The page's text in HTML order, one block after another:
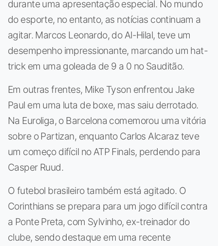
durante uma apresentação especial. No mundo
do esporte, no entanto, as notícias continuam a
agitar. Marcos Leonardo, do Al-Hilal, teve um
desempenho impressionante, marcando um hat-
trick em uma goleada de 9 a 0 no Sauditão.
Em outras frentes, Mike Tyson enfrentou Jake
Paul em uma luta de boxe, mas saiu derrotado.
Na Euroliga, o Barcelona comemorou uma vitória
sobre o Partizan, enquanto Carlos Alcaraz teve
um começo difícil no ATP Finals, perdendo para
Casper Ruud.
O futebol brasileiro também está agitado. O
Corinthians se prepara para um jogo difícil contra
a Ponte Preta, com Sylvinho, ex-treinador do
clube, sendo destaque em uma recente